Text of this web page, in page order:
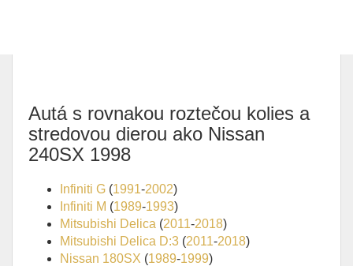
Autá s rovnakou roztečou kolies a
stredovou dierou ako Nissan
240SX 1998
Infiniti G (1991-2002)
Infiniti M (1989-1993)
Mitsubishi Delica (2011-2018)
Mitsubishi Delica D:3 (2011-2018)
Nissan 180SX (1989-1999)